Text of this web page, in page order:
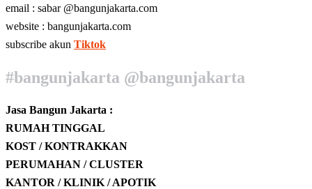
email : sabar @bangunjakarta.com
website : bangunjakarta.com
subscribe akun Tiktok
#bangunjakarta @bangunjakarta
Jasa Bangun Jakarta :
RUMAH TINGGAL
KOST / KONTRAKKAN
PERUMAHAN / CLUSTER
KANTOR / KLINIK / APOTIK